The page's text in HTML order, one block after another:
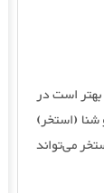
است در
(استخر)
می‌تواند